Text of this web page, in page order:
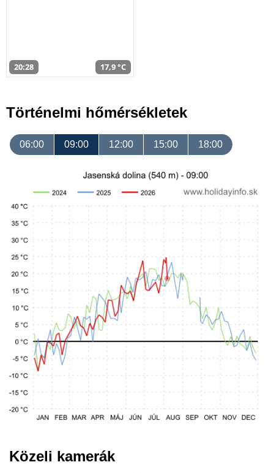
20:28 17,9 °C
Történelmi hőmérsékletek
06:00 09:00 12:00 15:00 18:00
Közeli kamerák